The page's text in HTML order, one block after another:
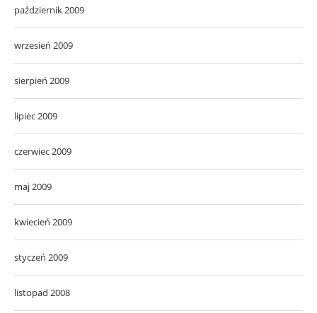
październik 2009
wrzesień 2009
sierpień 2009
lipiec 2009
czerwiec 2009
maj 2009
kwiecień 2009
styczeń 2009
listopad 2008